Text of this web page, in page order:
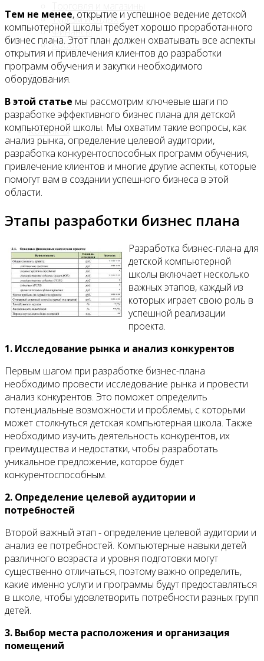
Туризм и отдых
Финансы
Хобби
Блог
Контакты
Тем не менее, открытие и успешное ведение детской
компьютерной школы требует хорошо проработанного
бизнес плана. Этот план должен охватывать все аспекты
открытия и привлечения клиентов до разработки
программ обучения и закупки необходимого
оборудования.
В этой статье мы рассмотрим ключевые шаги по
разработке эффективного бизнес плана для детской
компьютерной школы. Мы охватим такие вопросы, как
анализ рынка, определение целевой аудитории,
разработка конкурентоспособных программ обучения,
привлечение клиентов и многие другие аспекты, которые
помогут вам в создании успешного бизнеса в этой
области.
Этапы разработки бизнес плана
Разработка бизнес-плана для
детской компьютерной
школы включает несколько
важных этапов, каждый из
которых играет свою роль в
успешной реализации
проекта.
1. Исследование рынка и анализ конкурентов
Первым шагом при разработке бизнес-плана
необходимо провести исследование рынка и провести
анализ конкурентов. Это поможет определить
потенциальные возможности и проблемы, с которыми
может столкнуться детская компьютерная школа. Также
необходимо изучить деятельность конкурентов, их
преимущества и недостатки, чтобы разработать
уникальное предложение, которое будет
конкурентоспособным.
2. Определение целевой аудитории и
потребностей
Второй важный этап - определение целевой аудитории и
анализ ее потребностей. Компьютерные навыки детей
различного возраста и уровня подготовки могут
существенно отличаться, поэтому важно определить,
какие именно услуги и программы будут предоставляться
в школе, чтобы удовлетворить потребности разных групп
детей.
3. Выбор места расположения и организация
помещений